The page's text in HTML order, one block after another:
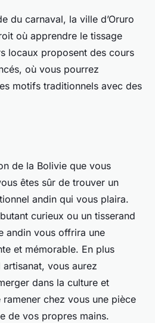
du carnaval, la ville d’Oruro
où apprendre le tissage
locaux proposent des cours
où vous pourrez
motifs traditionnels avec des
de la Bolivie que vous
êtes sûr de trouver un
andin qui vous plaira.
curieux ou un tisserand
andin vous offrira une
et mémorable. En plus
artisanat, vous aurez
dans la culture et
ramener chez vous une pièce
de vos propres mains.